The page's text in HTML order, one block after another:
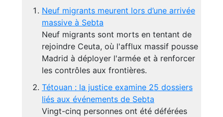
Neuf migrants meurent lors d’une arrivée
massive à Sebta
Neuf migrants sont morts en tentant de
rejoindre Ceuta, où l'afflux massif pousse
Madrid à déployer l'armée et à renforcer
les contrôles aux frontières.
Tétouan : la justice examine 25 dossiers
liés aux événements de Sebta
Vingt-cinq personnes ont été déférées